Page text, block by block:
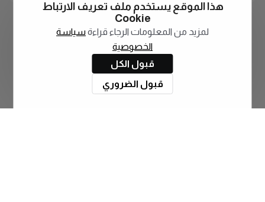
هذا الموقع يستخدم ملف تعريف الارتباط
Cookie
لمزيد من المعلومات الرجاء قراءة سياسة
الخصوصية
قبول الكل
قبول الضروري